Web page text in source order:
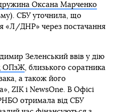
Оксана Марченко
СБУ уточнила, що
«Л/ДНР» через постачання
Зеленський ввів у дію
ОПзЖ, близького соратника
а також його
ZIK і NewsOne. В Офісі
отримала від СБУ